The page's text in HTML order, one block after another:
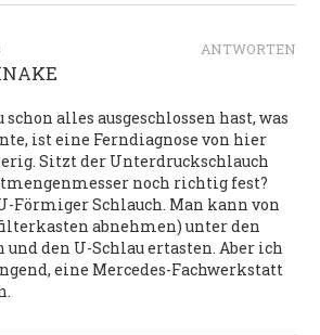
ANTWORTEN
schon alles ausgeschlossen hast, was
ist eine Ferndiagnose von hier
Sitzt der Unterdruckschlauch
noch richtig fest?
Förmiger Schlauch. Man kann von
abnehmen) unter den
und den U-Schlau ertasten. Aber ich
eine Mercedes-Fachwerkstatt